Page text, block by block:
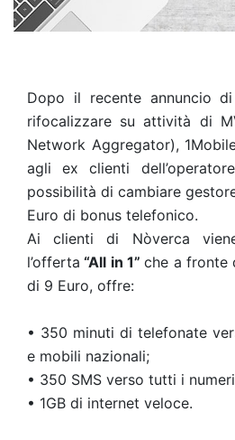
Dopo il recente annuncio di
rifocalizzare su attività di
Network Aggregator),
agli ex clienti
possibilità di cambiare
Euro di bonus telefonico.
Ai clienti di Nòverca
l’offerta “All in 1”che a fronte
di 9 Euro, offre:
• 350 minuti di telefonate
e mobili nazionali;
• 350 SMS verso tutti i
• 1GB di internet veloce.